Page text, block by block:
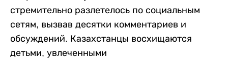
стремительно разлетелось по социальным
сетям, вызвав десятки комментариев и
обсуждений. Казахстанцы восхищаются
детьми, увлеченными